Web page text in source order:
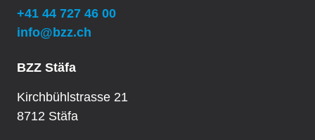
+41 44 727 46 00
info@bzz.ch
BZZ Stäfa
Kirchbühlstrasse 21
8712 Stäfa